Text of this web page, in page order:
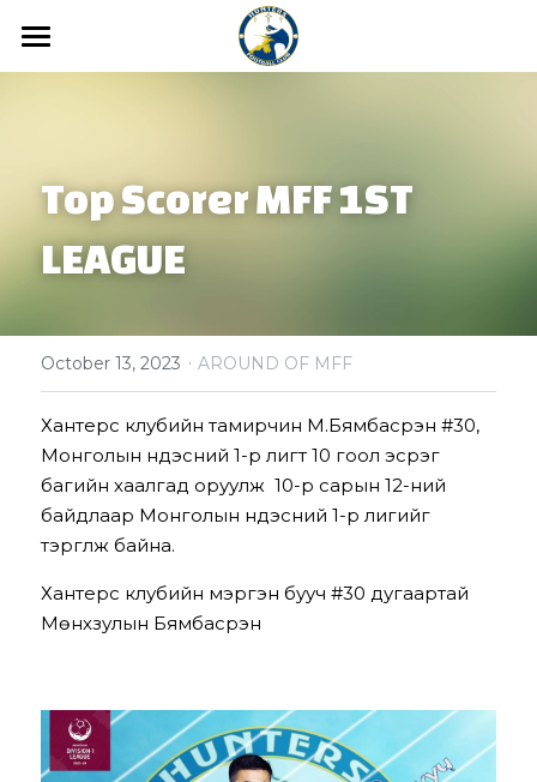
Home
Media
Gallery
Hunters FC Academy
Hunters FC 2nd League
About us
Top Scorer MFF 1ST
LEAGUE
October 13, 2023 · AROUND OF MFF
Хантерс клубийн тамирчин М.Бямбасүрэн #30,
Монголын үндэсний 1-р лигт 10 гоол эсрэг
багийн хаалгад оруулж  10-р сарын 12-ний
байдлаар Монголын үндэсний 1-р лигийг
тэргүүлж байна.
Хантерс клубийн мэргэн бууч #30 дугаартай
Мөнхзулын Бямбасүрэн